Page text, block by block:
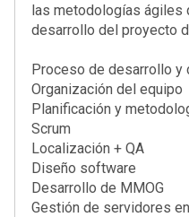
las metodologías ágiles
desarrollo del proyecto
Proceso de desarrollo y
Organización del equipo
Planificación y
Scrum
Localización + QA
Diseño software
Desarrollo de MMOG
Gestión de servidores